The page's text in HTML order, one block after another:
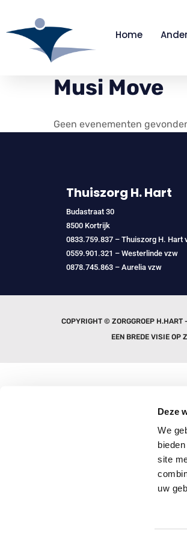
Deze
We
site
uw
Home
Musi Move
Geen evenementen
Thuiszorg H. Hart
Budastraat 30
8500 Kortrijk
0833.759.837 – Thuiszorg H. Hart
0559.901.321 – Westerlinde vzw
0878.745.863 – Aurelia
COPYRIGHT © ZORGGROEP H.HART
EEN BREDE VISIE OP